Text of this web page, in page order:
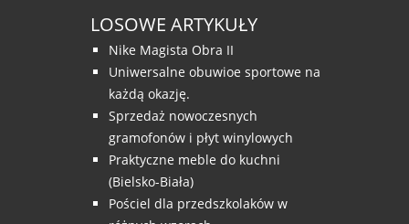
LOSOWE ARTYKUŁY
Nike Magista Obra II
Uniwersalne obuwioe sportowe na
każdą okazję.
Sprzedaż nowoczesnych
gramofonów i płyt winylowych
Praktyczne meble do kuchni
(Bielsko-Biała)
Pościel dla przedszkolaków w